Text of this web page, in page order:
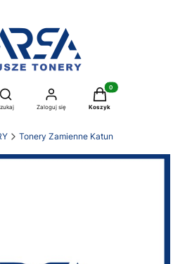
Otwórz wyszukiwarkę
Zaloguj się
Produkty w koszyku: 0.
Koszyk
Tonery Zamienne Katun